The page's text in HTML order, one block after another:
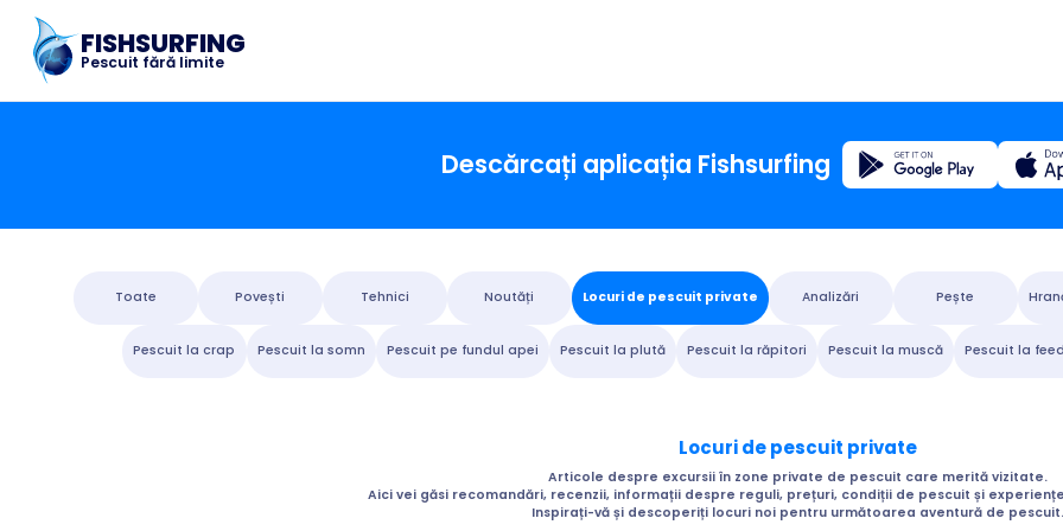
FISHSURFING
Pescuit fără limite
Pagina
Blog
Descărcați aplicația Fishsurfing
Toate Povești Tehnici Noutăți Locuri de pescuit private Analizări Pește
Pescuit la crap Pescuit la somn Pescuit pe fundul apei Pescuit la plută Pescuit la răpitori Pescuit la muscă Pescuit la
Locuri de pescuit private
Articole despre excursii în zone private de pescuit care merită vizitate.
Aici vei găsi recomandări, recenzii, informații despre reguli, prețuri, condiții de pescuit și
Inspirați-vă și descoperiți locuri noi pentru următoarea aventură de pescuit.